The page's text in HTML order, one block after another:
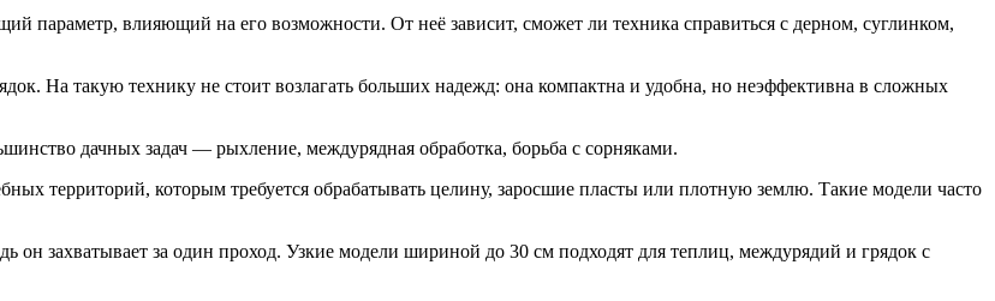
параметр, влияющий на его возможности. От неё зависит, сможет ли техника справиться с дерном, суглинком,
На такую технику не стоит возлагать больших надежд: она компактна и удобна, но неэффективна в сложных
дачных задач — рыхление, междурядная обработка, борьба с сорняками.
территорий, которым требуется обрабатывать целину, заросшие пласты или плотную землю. Такие модели часто
он захватывает за один проход. Узкие модели шириной до 30 см подходят для теплиц, междурядий и грядок с